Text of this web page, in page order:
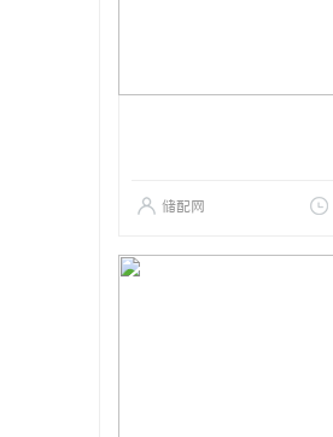
储配网